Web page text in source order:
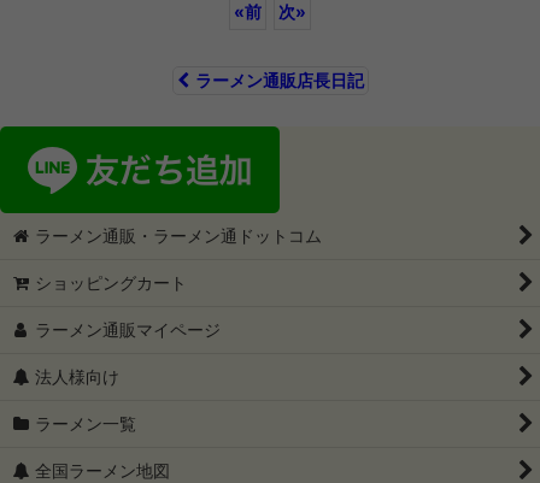
«前 次»
ラーメン通販店長日記
ラーメン通販・ラーメン通ドットコム
ショッピングカート
ラーメン通販マイページ
法人様向け
ラーメン一覧
全国ラーメン地図